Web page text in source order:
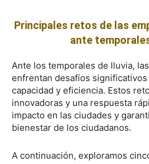
Principales retos de las
ante
Ante los temporales de lluvia,
enfrentan desafíos
capacidad y eficiencia. Estos
innovadoras y una respuesta
impacto en las ciudades y
bienestar de los ciudadanos.
A continuación, exploramos